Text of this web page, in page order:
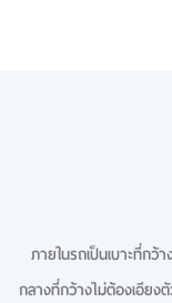
ภายในรถเป็นเบาะที่ก
กลางที่กว้างไม่ต้องเอีย